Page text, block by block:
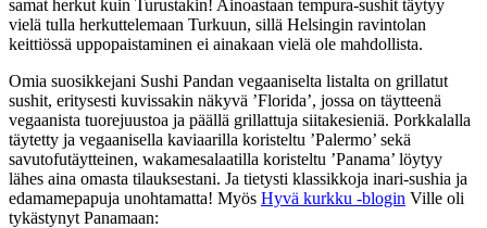
samat herkut kuin Turustakin! Ainoastaan tempura-sushit täytyy
vielä tulla herkuttelemaan Turkuun, sillä Helsingin ravintolan
keittiössä uppopaistaminen ei ainakaan vielä ole mahdollista.
Omia suosikkejani Sushi Pandan vegaaniselta listalta on grillatut
sushit, eritysesti kuvissakin näkyvä ’Florida’, jossa on täytteenä
vegaanista tuorejuustoa ja päällä grillattuja siitakesieniä. Porkkalalla
täytetty ja vegaanisella kaviaarilla koristeltu ’Palermo’ sekä
savutofutäytteinen, wakamesalaatilla koristeltu ’Panama’ löytyy
lähes aina omasta tilauksestani. Ja tietysti klassikkoja inari-sushia ja
edamamepapuja unohtamatta! Myös Hyvä kurkku -blogin Ville oli
tykästynyt Panamaan: